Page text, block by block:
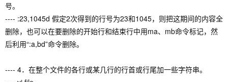
号。
---- :23,1045d 假定2次得到的行号为23和1045，则把这期间的内容全
删除，也可以在要删除的开始行和结束行中用ma、mb命令标记，然
后利用“:a,bd”命令删除。
---- 4．在整个文件的各行或某几行的行首或行尾加一些字符串。